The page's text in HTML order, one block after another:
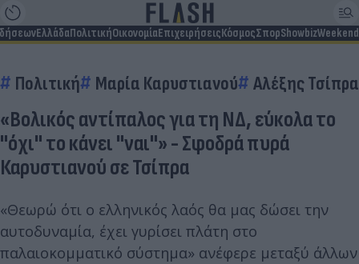
ΕλλάδαΠολιτικήΟικονομίαΕπιχειρήσειςΚόσμοςΣπορShowbizWeekend
Πολιτική Μαρία Καρυστιανού Αλέξης
«Βολικός αντίπαλος για τη ΝΔ, εύκολα το
"όχι" το κάνει "ναι"» - Σφοδρά πυρά
Καρυστιανού σε Τσίπρα
«Θεωρώ ότι ο ελληνικός λαός θα μας δώσει την
αυτοδυναμία, έχει γυρίσει πλάτη στο
παλαιοκομματικό σύστημα» ανέφερε μεταξύ άλλων